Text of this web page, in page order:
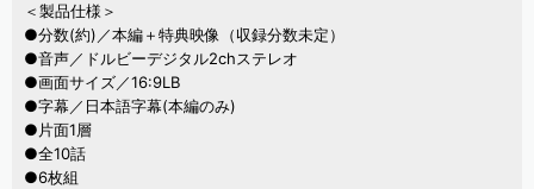
＜製品仕様＞
●分数(約)／本編＋特典映像（収録分数未定）
●音声／ドルビーデジタル2chステレオ
●画面サイズ／16:9LB
●字幕／日本語字幕(本編のみ)
●片面1層
●全10話
●6枚組